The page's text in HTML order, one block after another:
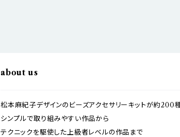
about us
松本麻紀子デザインのビーズアクセサリーキットが約200
シンプルで取り組みやすい作品から
テクニックを駆使した上級者レベルの作品まで